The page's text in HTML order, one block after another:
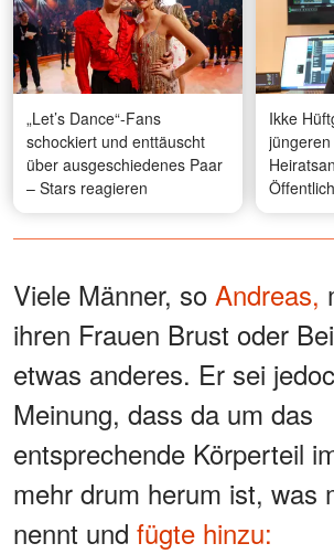
„Let’s Dance“-Fans
schockiert und enttäuscht
über ausgeschiedenes Paar
– Stars reagieren
Ikke
Viele Männer, so Andreas,
ihren Frauen Brust oder
etwas anderes. Er sei
Meinung, dass da um das
entsprechende Körperteil
mehr drum herum ist, was
nennt und fügte hinzu: